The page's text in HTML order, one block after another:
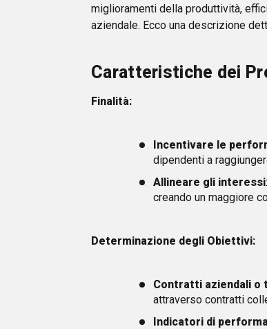
miglioramenti della produttività,
aziendale. Ecco una descrizione
Caratteristiche dei
Finalità:
Incentivare le
dipendenti a
Allineare gli interessi
creando un maggiore
Determinazione degli Obiettivi:
Contratti aziendali
attraverso contratti
Indicatori di